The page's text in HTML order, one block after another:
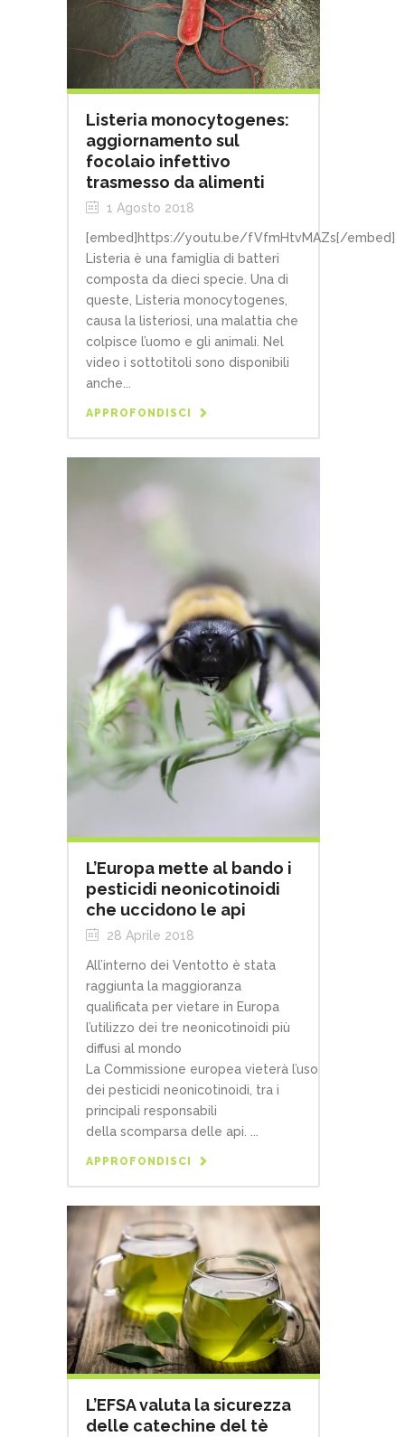
Listeria monocytogenes:
aggiornamento sul
focolaio infettivo
trasmesso da alimenti
1 Agosto 2018
[embed]https://youtu.be/fVfmHtvMAZs[/embed]
Listeria è una famiglia di batteri
composta da dieci specie. Una di
queste, Listeria monocytogenes,
causa la listeriosi, una malattia che
colpisce l’uomo e gli animali. Nel
video i sottotitoli sono disponibili
anche...
APPROFONDISCI
L’Europa mette al bando i
pesticidi neonicotinoidi
che uccidono le api
28 Aprile 2018
All’interno dei Ventotto è stata
raggiunta la maggioranza
qualificata per vietare in Europa
l’utilizzo dei tre neonicotinoidi più
diffusi al mondo
La Commissione europea vieterà l’uso
dei pesticidi neonicotinoidi, tra i
principali responsabili
della scomparsa delle api. ...
APPROFONDISCI
L’EFSA valuta la sicurezza
delle catechine del tè